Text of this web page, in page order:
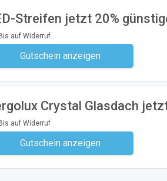
Streifen jetzt 20%
Bis auf Widerruf
Gutschein anzeigen
Kein Code notwendig
Crystal Glasdach
Bis auf Widerruf
Gutschein anzeigen
Kein Code notwendig